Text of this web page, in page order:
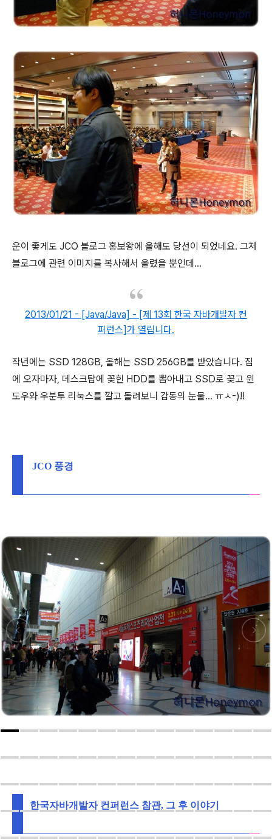
운이 좋게도 JCO 블로그 홍보왕에 올해도 당선이 되었네요. 그저
블로그에 관련 이미지를 복사해서 올렸을 뿐인데...
2013/01/21 - [Java/Java] - [제 13회 한국 자바개발자 컨
퍼런스]가 열립니다.
작년에는 SSD 128GB, 올해는 SSD 256GB를 받았습니다. 집
에 오자마자, 데스크탑에 꽂힌 HDD를 뽑아내고 SSD로 꽂고 윈
도우와 우분투 리눅스를 깔고 돌려보니 감동의 눈물... ㅠㅅ-)!!
JCO 풍경
한국자바개발자 컨퍼런스 참관, 그 후 이야기